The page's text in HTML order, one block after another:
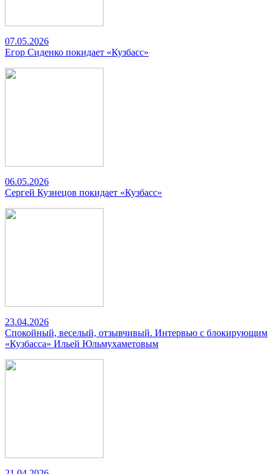
07.05.2026
Егор Сиденко покидает «Кузбасс»
06.05.2026
Сергей Кузнецов покидает «Кузбасс»
23.04.2026
Спокойный, веселый, отзывчивый. Интервью с блокирующим
«Кузбасса» Ильей Юльмухаметовым